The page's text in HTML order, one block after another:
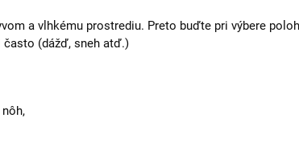
a vlhkému prostrediu. Preto buďte pri výbere
(dážď, sneh atď.)